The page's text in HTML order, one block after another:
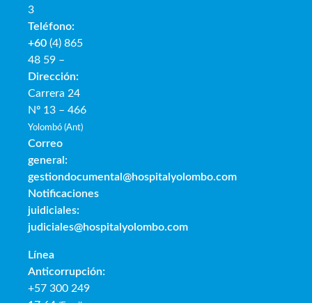
3
Teléfono:
+60 (4) 865
48 59 –
Dirección:
Carrera 24
Nº 13 – 466
Yolombó (Ant)
Correo
general:
gestiondocumental@hospitalyolombo.com
Notificaciones
juidiciales:
judiciales@hospitalyolombo.com
Línea
Anticorrupción:
+57 300 249